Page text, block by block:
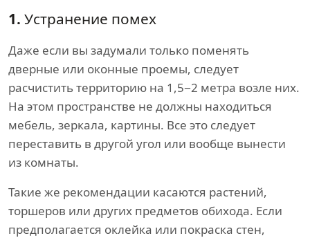
1. Устранение помех
Даже если вы задумали только поменять
дверные или оконные проемы, следует
расчистить территорию на 1,5−2 метра возле них.
На этом пространстве не должны находиться
мебель, зеркала, картины. Все это следует
переставить в другой угол или вообще вынести
из комнаты.
Такие же рекомендации касаются растений,
торшеров или других предметов обихода. Если
предполагается оклейка или покраска стен,